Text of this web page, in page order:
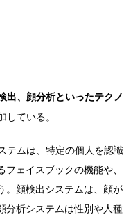
出、顔分析といったテクノ
している。
テムは、特定の個人を認識
ェイスブックの機能や、
。顔検出システムは、顔が
分析システムは性別や人種